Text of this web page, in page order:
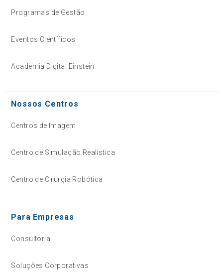
Programas de Gestão
Eventos Científicos
Academia Digital Einstein
Nossos Centros
Centros de Imagem
Centro de Simulação Realística
Centro de Cirurgia Robótica
Para Empresas
Consultoria
Soluções Corporativas